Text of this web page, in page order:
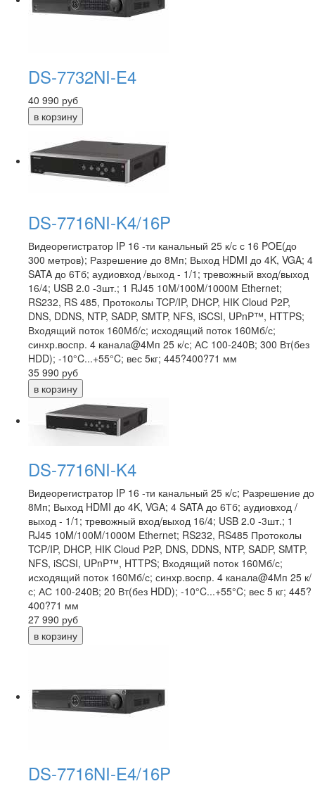
DS-7732NI-E4
40 990 руб
DS-7716NI-K4/16P
Видеорегистратор IP 16 -ти канальный 25 к/с с 16 POE(до
300 метров); Разрешение до 8Мп; Выход HDMI до 4K, VGA; 4
SATA до 6Тб; аудиовход /выход - 1/1; тревожный вход/выход
16/4; USB 2.0 -3шт.; 1 RJ45 10M/100M/1000М Ethernet;
RS232, RS 485, Протоколы TCP/IP, DHCP, HIK Cloud P2P,
DNS, DDNS, NTP, SADP, SMTP, NFS, iSCSI, UPnP™, HTTPS;
Входящий поток 160Мб/с; исходящий поток 160Мб/с;
синхр.воспр. 4 канала@4Мп 25 к/с; АС 100-240В; 300 Вт(без
HDD); -10°C...+55°C; вес 5кг; 445?400?71 мм
35 990 руб
DS-7716NI-K4
Видеорегистратор IP 16 -ти канальный 25 к/с; Разрешение до
8Мп; Выход HDMI до 4K, VGA; 4 SATA до 6Тб; аудиовход /
выход - 1/1; тревожный вход/выход 16/4; USB 2.0 -3шт.; 1
RJ45 10M/100M/1000М Ethernet; RS232, RS485 Протоколы
TCP/IP, DHCP, HIK Cloud P2P, DNS, DDNS, NTP, SADP, SMTP,
NFS, iSCSI, UPnP™, HTTPS; Входящий поток 160Мб/с;
исходящий поток 160Мб/с; синхр.воспр. 4 канала@4Мп 25 к/
с; АС 100-240В; 20 Вт(без HDD); -10°C...+55°C; вес 5 кг; 445?
400?71 мм
27 990 руб
DS-7716NI-E4/16P